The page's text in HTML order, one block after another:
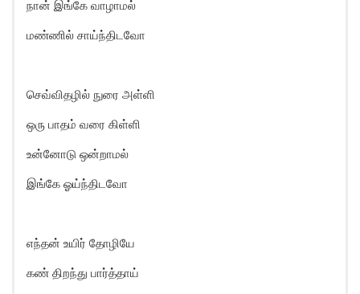
நான் இங்கே வாழாமல்
மண்ணில் சாய்ந்திடவோ
செவ்விதழில் நுரை அள்ளி
ஒரு பாதம் வரை கிள்ளி
உன்னோடு ஒன்றாமல்
இங்கே ஓய்ந்திடவோ
எந்தன் உயிர் தோழியே
கண் திறந்து பார்த்தாய்